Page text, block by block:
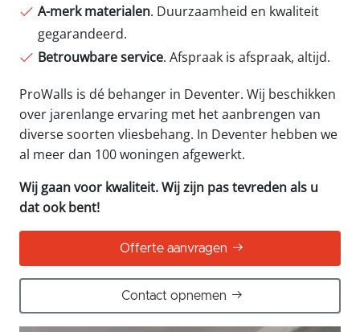
A-merk materialen. Duurzaamheid en kwaliteit
gegarandeerd.
Betrouwbare service. Afspraak is afspraak, altijd.
ProWalls is dé behanger in Deventer. Wij beschikken
over jarenlange ervaring met het aanbrengen van
diverse soorten vliesbehang. In Deventer hebben we
al meer dan 100 woningen afgewerkt.
Wij gaan voor kwaliteit. Wij zijn pas tevreden als u
dat ook bent!
Offerte aanvragen
Contact opnemen